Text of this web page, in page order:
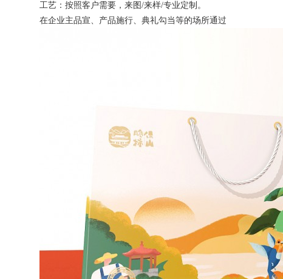
工艺：按照客户需要，来图/来样/专业定制。
在企业主品宣、产品施行、典礼勾当等的场所通过